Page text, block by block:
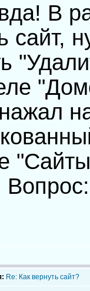
В
сайт,
Re: Как вернуть сайт?